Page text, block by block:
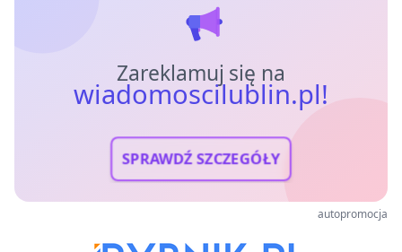
Zareklamuj się na
wiadomoscilublin.pl!
SPRAWDŹ SZCZEGÓŁY
autopromocja